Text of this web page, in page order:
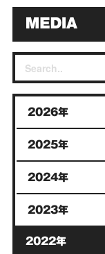
2026年
2025年
2024年
2023年
2022年